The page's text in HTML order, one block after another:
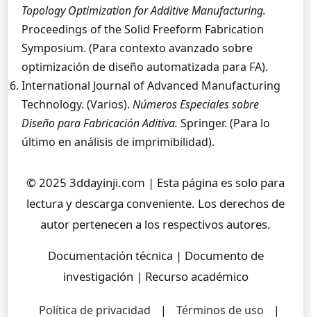
Topology Optimization for Additive Manufacturing.
Proceedings of the Solid Freeform Fabrication
Symposium. (Para contexto avanzado sobre
optimización de diseño automatizada para FA).
International Journal of Advanced Manufacturing
Technology. (Varios). Números Especiales sobre
Diseño para Fabricación Aditiva. Springer. (Para lo
último en análisis de imprimibilidad).
© 2025 3ddayinji.com | Esta página es solo para
lectura y descarga conveniente. Los derechos de
autor pertenecen a los respectivos autores.
Documentación técnica | Documento de
investigación | Recurso académico
Política de privacidad | Términos de uso |